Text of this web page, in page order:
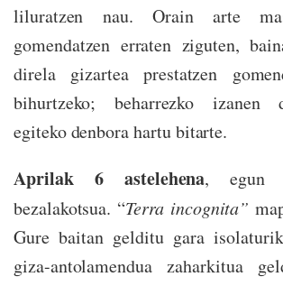
liluratzen nau. Orain arte
gomendatzen erraten ziguten,
direla gizartea prestatzen
bihurtzeko; beharrezko izanen
egiteko denbora hartu bitarte.
Aprilak 6 astelehena, egun
bezalakotsua. “Terra incognita”
Gure baitan gelditu gara
giza-antolamendua zaharkitua